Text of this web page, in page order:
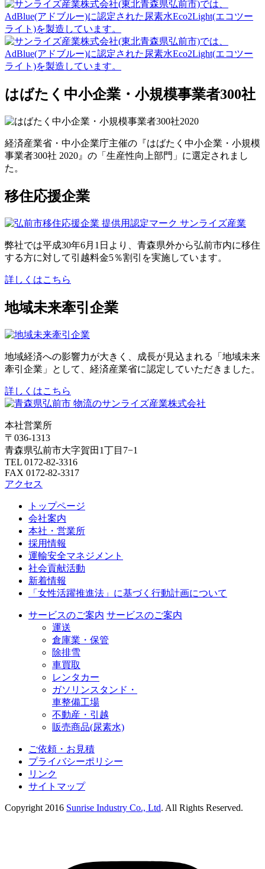
はばたく中小企業・小規模事業者300社
経済産業省・中小企業庁主催の『はばたく中小企業・小規模
事業者300社 2020』の「生産性向上部門」に選定されまし
た。
移住応援企業
弊社では平成30年6月1日より、青森県外から弘前市内に移住
する方に対して引越料金5％割引を実施しています。
詳しくはこちら
地域未来牽引企業
地域経済への影響力が大きく、成長が見込まれる「地域未来
牽引企業」として、経済産業省に認定していただきました。
詳しくはこちら
本社営業所
〒036-1313
青森県弘前市大字賀田1丁目7−1
TEL 0172-82-3316
FAX 0172-82-3317
アクセス
トップページ
会社案内
本社・営業所
採用情報
運輸安全マネジメント
社会貢献活動
新着情報
「女性活躍推進法」に基づく行動計画について
サービスのご案内 サービスのご案内
運送
倉庫業・保管
除排雪
車買取
レンタカー
ガソリンスタンド・
車整備工場
不動産・引越
販売商品(尿素水)
ご依頼・お見積
プライバシーポリシー
リンク
サイトマップ
Copyright 2016 Sunrise Industry Co., Ltd. All Rights Reserved.